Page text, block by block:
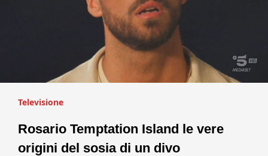
Televisione
Rosario Temptation Island le vere
origini del sosia di un divo